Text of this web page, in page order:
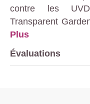
contre les
Transparent
Plus
Évaluations